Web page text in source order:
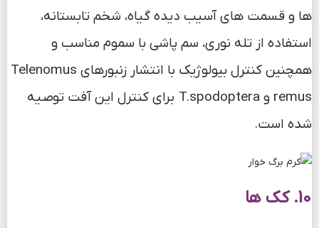
ها و قسمت های آسیب دیده گیاه، شخم تابستانه،
استفاده از تله نوری، سم پاشی با سموم مناسب و
همچنین کنترل بیولوژیک با انتشار زنبورهای Telenomus
remus و T.spodoptera برای کنترل این آفت توصیه
شده است.